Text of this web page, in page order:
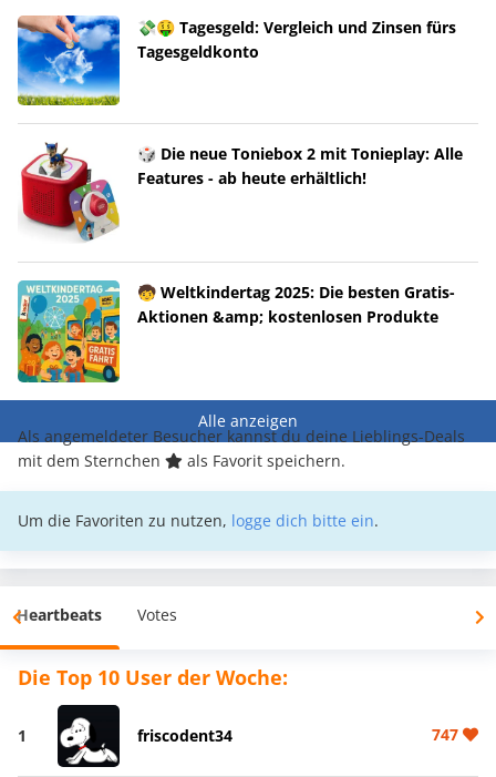
💸🤑 Tagesgeld: Vergleich und Zinsen fürs
Tagesgeldkonto
🎲 Die neue Toniebox 2 mit Tonieplay: Alle
Features - ab heute erhältlich!
🧒 Weltkindertag 2025: Die besten Gratis-
Aktionen &amp; kostenlosen Produkte
Alle anzeigen
Als angemeldeter Besucher kannst du deine Lieblings-Deals
mit dem Sternchen
als Favorit speichern.
Um die Favoriten zu nutzen, logge dich bitte ein.
Heartbeats Votes
Die Top 10 User der Woche:
1 friscodent34 747